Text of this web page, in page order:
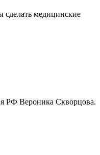
сделать медицинские
РФ Вероника Скворцова.